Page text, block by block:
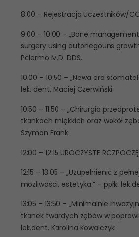
8:00 – Rejestracja Uczestników/
9:00 – 10:00 – „Bone
surgery using autonegouns
Palermo M.D. DDS.
10:00 – 10:50 – „Nowa era
lek. dent. Maciej Czerwiński
10:50 – 11:50 – „Chirurgia
tkankach miękkich oraz wokół
Szymon Frank
12:00 – 12:15 UROCZYSTE
12:15 – 13:05 – „Uzupełnienia z
możliwości, estetyka.” – ppłk.
13:05 – 13:50 – „Minimalnie
tkanek twardych zębów w
lek.dent. Karolina Kowalczyk